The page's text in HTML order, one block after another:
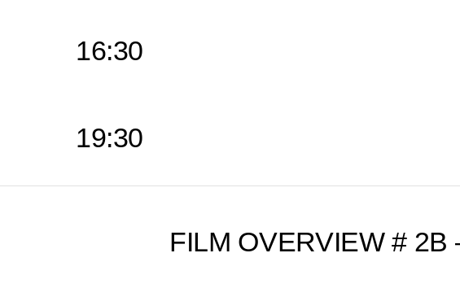
16:30
19:30
FILM OVERVIEW # 2B